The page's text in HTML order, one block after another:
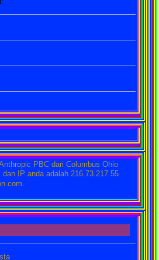
PBC dari Columbus Ohio
IP anda adalah 216.73.217.55
.